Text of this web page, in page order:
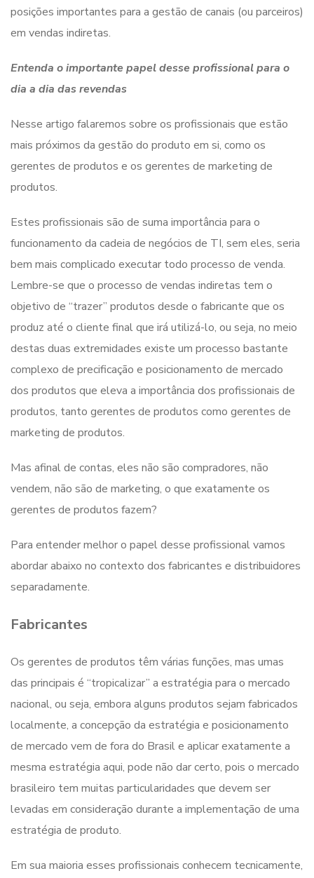
posições importantes para a gestão de canais (ou parceiros)
em vendas indiretas.
Entenda o importante papel desse profissional para o
dia a dia das revendas
Nesse artigo falaremos sobre os profissionais que estão
mais próximos da gestão do produto em si, como os
gerentes de produtos e os gerentes de marketing de
produtos.
Estes profissionais são de suma importância para o
funcionamento da cadeia de negócios de TI, sem eles, seria
bem mais complicado executar todo processo de venda.
Lembre-se que o processo de vendas indiretas tem o
objetivo de “trazer” produtos desde o fabricante que os
produz até o cliente final que irá utilizá-lo, ou seja, no meio
destas duas extremidades existe um processo bastante
complexo de precificação e posicionamento de mercado
dos produtos que eleva a importância dos profissionais de
produtos, tanto gerentes de produtos como gerentes de
marketing de produtos.
Mas afinal de contas, eles não são compradores, não
vendem, não são de marketing, o que exatamente os
gerentes de produtos fazem?
Para entender melhor o papel desse profissional vamos
abordar abaixo no contexto dos fabricantes e distribuidores
separadamente.
Fabricantes
Os gerentes de produtos têm várias funções, mas umas
das principais é “tropicalizar” a estratégia para o mercado
nacional, ou seja, embora alguns produtos sejam fabricados
localmente, a concepção da estratégia e posicionamento
de mercado vem de fora do Brasil e aplicar exatamente a
mesma estratégia aqui, pode não dar certo, pois o mercado
brasileiro tem muitas particularidades que devem ser
levadas em consideração durante a implementação de uma
estratégia de produto.
Em sua maioria esses profissionais conhecem tecnicamente,